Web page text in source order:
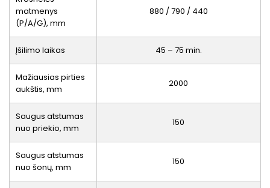
matmenys
(P/A/G), mm
880 / 790 / 440
Įšilimo laikas 45 – 75 min.
Mažiausias pirties
aukštis, mm
2000
Saugus atstumas
nuo priekio, mm
150
Saugus atstumas
nuo šonų, mm
150